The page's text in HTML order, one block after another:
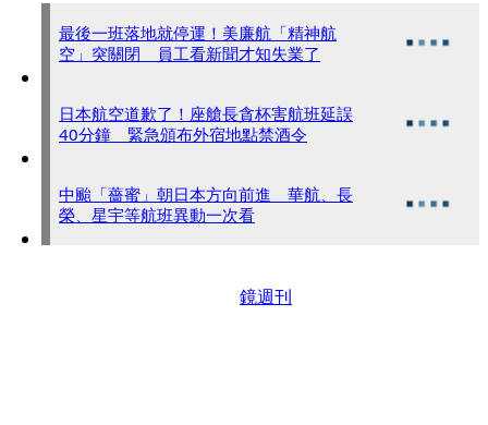
最後一班落地就停運！美廉航「精神航
空」突關閉 員工看新聞才知失業了
日本航空道歉了！座艙長貪杯害航班延誤
40分鐘 緊急頒布外宿地點禁酒令
中颱「薔蜜」朝日本方向前進 華航、長
榮、星宇等航班異動一次看
鏡週刊